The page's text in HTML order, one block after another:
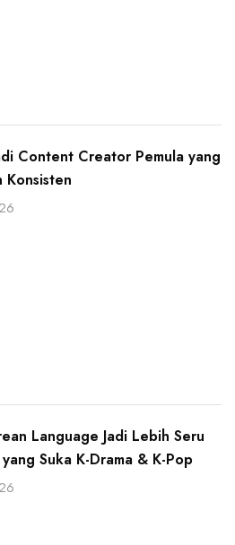
Content Creator Pemula yang
Konsisten
Language Jadi Lebih Seru
Suka K-Drama & K-Pop